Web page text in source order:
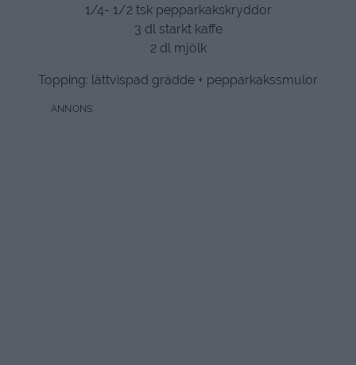
1/4- 1/2 tsk pepparkakskryddor
3 dl starkt kaffe
2 dl mjölk
Topping: lättvispad grädde + pepparkakssmulor